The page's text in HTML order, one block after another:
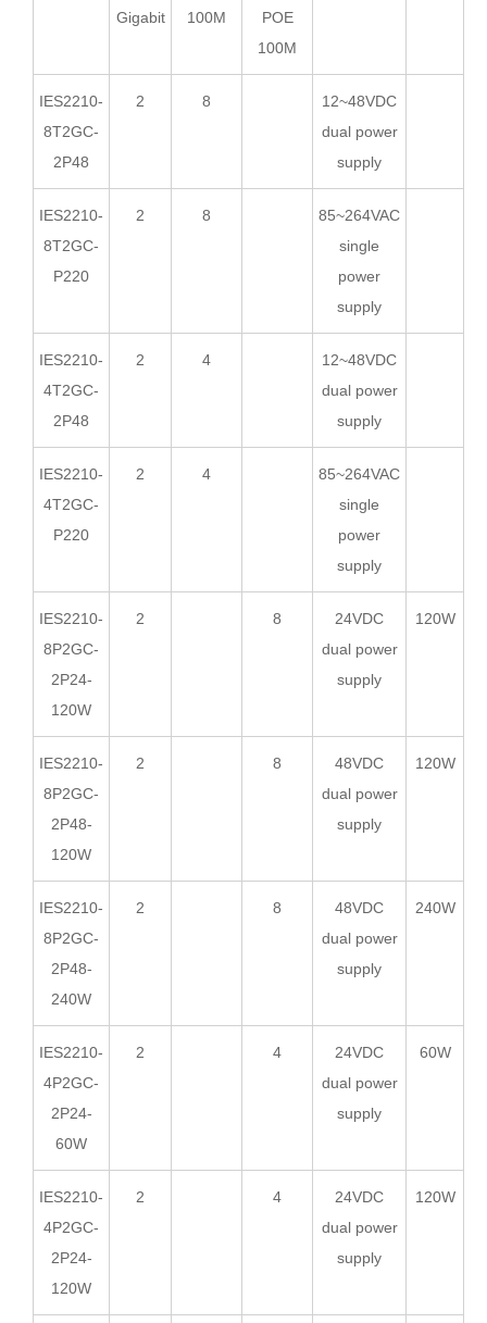
Gigabit 100M
POE
100M
IES2210-
8T2GC-
2P48
2 8
12~48VDC
dual power
supply
IES2210-
8T2GC-
P220
2 8
85~264VAC
single
power
supply
IES2210-
4T2GC-
2P48
2 4
12~48VDC
dual power
supply
IES2210-
4T2GC-
P220
2 4
85~264VAC
single
power
supply
IES2210-
8P2GC-
2P24-
120W
2 8
24VDC
dual power
supply
120W
IES2210-
8P2GC-
2P48-
120W
2 8
48VDC
dual power
supply
120W
IES2210-
8P2GC-
2P48-
240W
2 8
48VDC
dual power
supply
240W
IES2210-
4P2GC-
2P24-
60W
2 4
24VDC
dual power
supply
60W
IES2210-
4P2GC-
2P24-
120W
2 4
24VDC
dual power
supply
120W